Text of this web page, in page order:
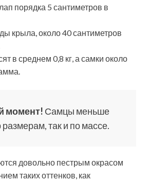
порядка 5 сантиметров в
крыла, около 40 сантиметров
в среднем 0,8 кг, а самки около
момент! Самцы меньше
размерам, так и по массе.
довольно пестрым окрасом
таких оттенков, как